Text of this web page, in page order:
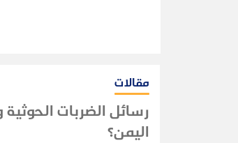
مقالات
رسائل الضربات
اليمن؟